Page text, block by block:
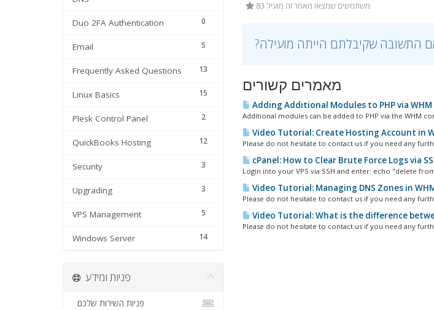
0
Duo 2FA Authentication
5
Email
13
Frequently Asked Questions
15
Linux Basics
2
Plesk Control Panel
12
QuickBooks Hosting
3
Security
3
Upgrading
5
VPS Management
14
Windows Server
83 משתמשים שמצאו מאמר זה מועיל
מאמרים קשורים
Adding Additional Modules to PHP via WHM
Additional modules can be added to PHP via the WHM
Video Tutorial: Create Hosting Account in
Please do not hesitate to contact us if you need any
cPanel: How to Clear Brute Force Logs via
Login into your VPS via SSH and enter: echo "delete
Video Tutorial: Managing DNS Zones in
Please do not hesitate to contact us if you need any
Video Tutorial: What is the difference
Please do not hesitate to contact us if you need any
פניות ומידע
פניות השירות שלכם